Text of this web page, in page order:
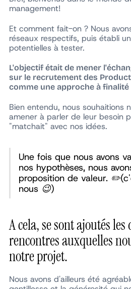
management!
Et comment fait-on ? Nous
réseaux respectifs, puis établi
potentielles à tester.
L'objectif était de mener
sur le recrutement des
comme une approche à
Bien entendu, nous souhaitions
amener à parler de leur besoin
"matchait" avec nos idées.
Une fois que nous avons
nos hypothèses, nous
proposition de valeur.
nous 😉)
A cela, se sont ajoutés
rencontres auxquelles
notre projet.
Nous avons d'ailleurs été